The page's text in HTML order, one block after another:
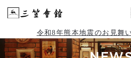
令和8年熊本地震のお見舞